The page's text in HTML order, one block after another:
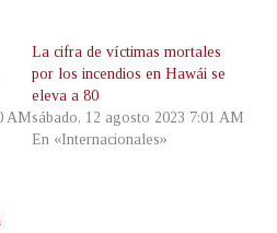
AM
La cifra de víctimas mortales
por los incendios en Hawái se
eleva a 80
sábado, 12 agosto 2023 7:01 AM
En «Internacionales»